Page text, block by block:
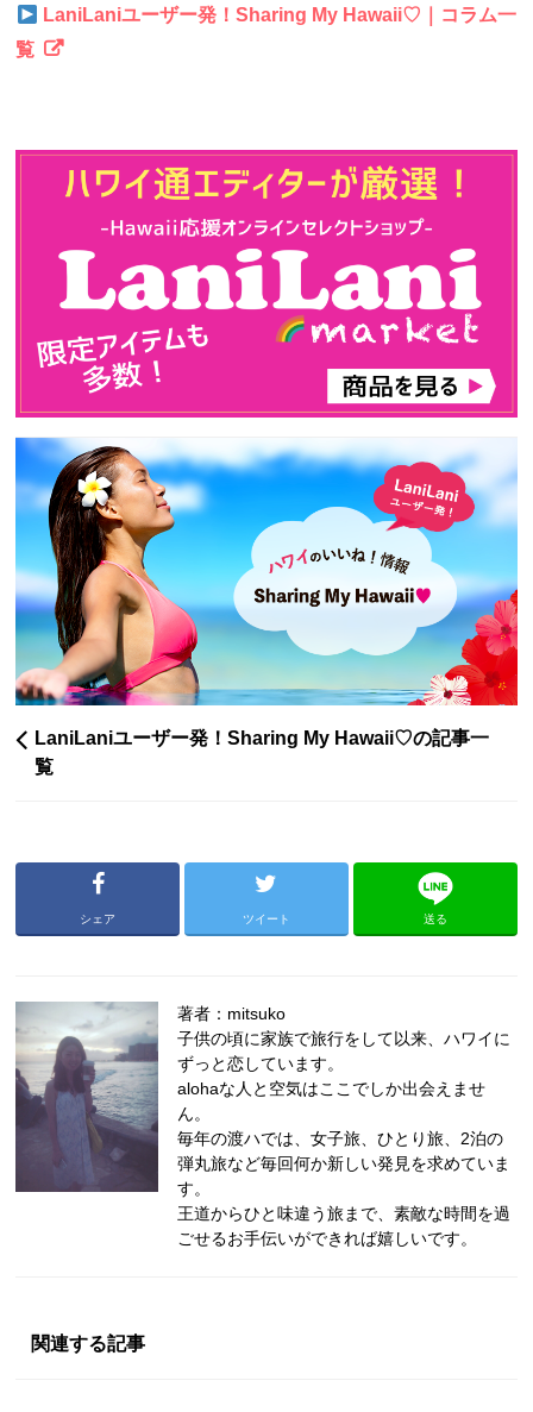
LaniLaniユーザー発！Sharing My Hawaii♡｜コラム一
覧
LaniLaniユーザー発！Sharing My Hawaii♡の記事一
覧
シェア ツイート 送る
著者：mitsuko
子供の頃に家族で旅行をして以来、ハワイに
ずっと恋しています。
alohaな人と空気はここでしか出会えませ
ん。
毎年の渡ハでは、女子旅、ひとり旅、2泊の
弾丸旅など毎回何か新しい発見を求めていま
す。
王道からひと味違う旅まで、素敵な時間を過
ごせるお手伝いができれば嬉しいです。
関連する記事